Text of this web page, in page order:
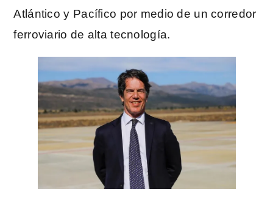
Atlántico y Pacífico por medio de un corredor
ferroviario de alta tecnología.